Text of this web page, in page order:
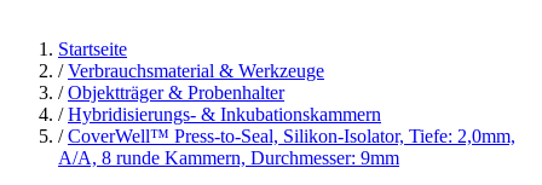
Startseite
/ Verbrauchsmaterial & Werkzeuge
/ Objektträger & Probenhalter
/ Hybridisierungs- & Inkubationskammern
/ CoverWell™ Press-to-Seal, Silikon-Isolator, Tiefe: 2,0mm,
A/A, 8 runde Kammern, Durchmesser: 9mm